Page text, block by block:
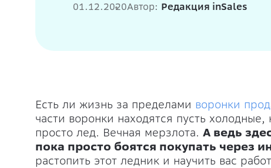
01.12.2020Автор: Редакция inSales
Есть ли жизнь за пределами воронки
части воронки находятся пусть
просто лед. Вечная мерзлота. А ведь
пока просто боятся покупать через
растопить этот ледник и научить вас